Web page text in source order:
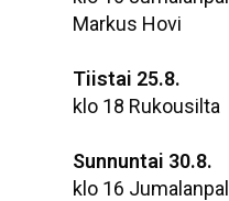
Markus Hovi
Tiistai 25.8.
klo 18 Rukousilta
Sunnuntai 30.8.
klo 16